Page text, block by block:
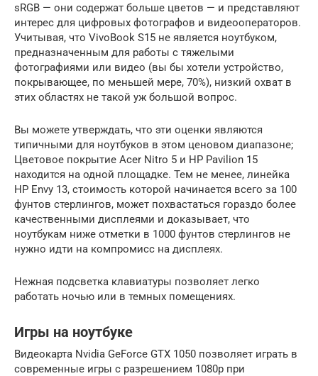
sRGB — они содержат больше цветов — и представляют
интерес для цифровых фотографов и видеооператоров.
Учитывая, что VivoBook S15 не является ноутбуком,
предназначенным для работы с тяжелыми
фотографиями или видео (вы бы хотели устройство,
покрывающее, по меньшей мере, 70%), низкий охват в
этих областях не такой уж большой вопрос.
Вы можете утверждать, что эти оценки являются
типичными для ноутбуков в этом ценовом диапазоне;
Цветовое покрытие Acer Nitro 5 и HP Pavilion 15
находится на одной площадке. Тем не менее, линейка
HP Envy 13, стоимость которой начинается всего за 100
фунтов стерлингов, может похвастаться гораздо более
качественными дисплеями и доказывает, что
ноутбукам ниже отметки в 1000 фунтов стерлингов не
нужно идти на компромисс на дисплеях.
Нежная подсветка клавиатуры позволяет легко
работать ночью или в темных помещениях.
Игры на ноутбуке
Видеокарта Nvidia GeForce GTX 1050 позволяет играть в
современные игры с разрешением 1080p при